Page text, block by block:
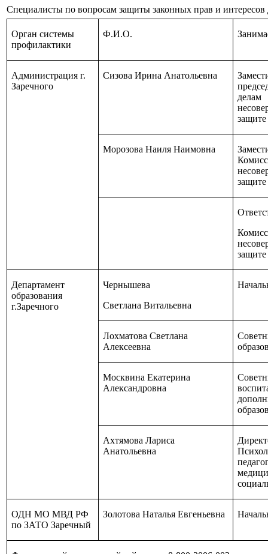
Специалисты по вопросам защиты законных прав и интересов
Орган системы
профилактики
Ф.И.О.
Администрация г.
Заречного
Сизова Ирина Анатольевна
делам
Морозова Наиля Наимовна
Департамент
образования
г.Заречного
Чернышева
Светлана Витальевна
Лохматова Светлана
Алексеевна
Москвина Екатерина
Александровна
Ахтямова Лариса
Анатольевна
ОДН МО МВД РФ
по ЗАТО Заречный
Золотова Наталья Евгеньевна